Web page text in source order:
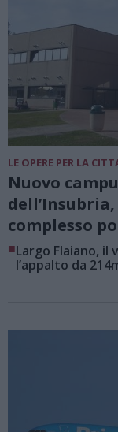
LE OPERE PER LA
Nuovo
complesso
■Largo Flaiano, il
l’appalto da